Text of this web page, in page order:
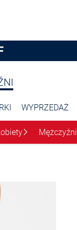
WYPRZEDAŻ
Mężczyźni